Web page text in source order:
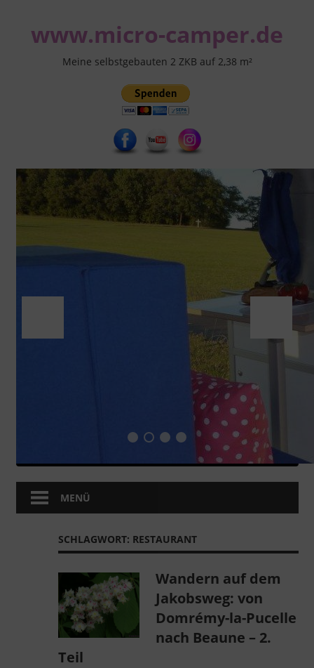
springenwww.micro-camper.de
Meine selbstgebauten 2 ZKB auf 2,38 m²
MENÜ
SCHLAGWORT: RESTAURANT
Wandern auf dem
Jakobsweg: von
Domrémy-la-Pucelle
nach Beaune – 2.
Teil